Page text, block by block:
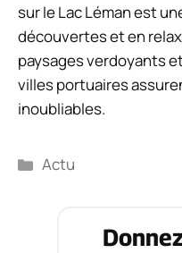
sur le Lac Léman est
découvertes et en
paysages verdoyants
villes portuaires
inoubliables.
Catégories
Actu